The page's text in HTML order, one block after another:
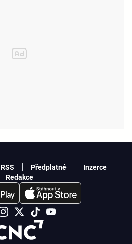
RSS Předplatné
Inzerce
Redakce